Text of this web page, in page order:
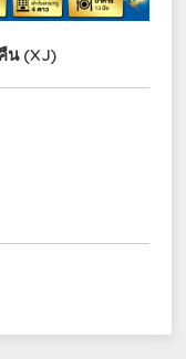
น (XJ)